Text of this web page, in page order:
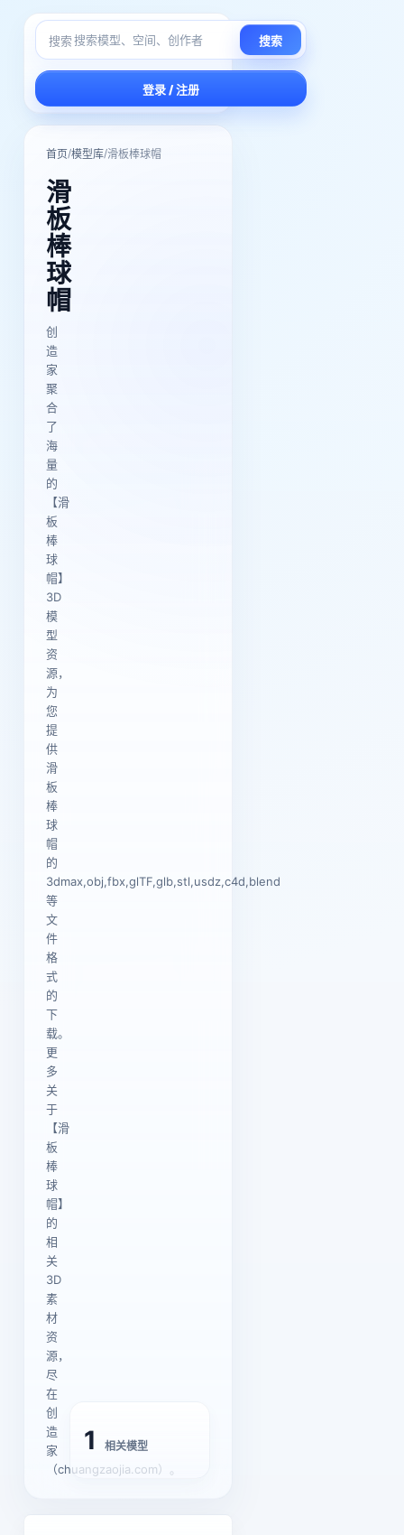
搜索 搜索
登录 / 注册
首页/模型库/滑板棒球帽
滑
板
棒
球
帽
创
造
家
聚
合
了
海
量
的
【滑
板
棒
球
帽】
3D
模
型
资
源，
为
您
提
供
滑
板
棒
球
帽
的
3dmax,obj,fbx,glTF,glb,stl,usdz,c4d,blend
等
文
件
格
式
的
下
载。
更
多
关
于
【滑
板
棒
球
帽】
的
相
关
3D
素
材
资
源，
尽
在
创
造
家
（chuangzaojia.com）。
1 相关模型